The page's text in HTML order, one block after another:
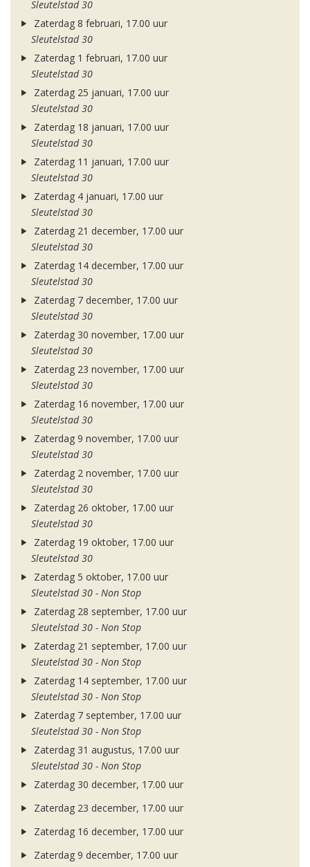
Sleutelstad 30
Zaterdag 8 februari, 17.00 uur
Sleutelstad 30
Zaterdag 1 februari, 17.00 uur
Sleutelstad 30
Zaterdag 25 januari, 17.00 uur
Sleutelstad 30
Zaterdag 18 januari, 17.00 uur
Sleutelstad 30
Zaterdag 11 januari, 17.00 uur
Sleutelstad 30
Zaterdag 4 januari, 17.00 uur
Sleutelstad 30
Zaterdag 21 december, 17.00 uur
Sleutelstad 30
Zaterdag 14 december, 17.00 uur
Sleutelstad 30
Zaterdag 7 december, 17.00 uur
Sleutelstad 30
Zaterdag 30 november, 17.00 uur
Sleutelstad 30
Zaterdag 23 november, 17.00 uur
Sleutelstad 30
Zaterdag 16 november, 17.00 uur
Sleutelstad 30
Zaterdag 9 november, 17.00 uur
Sleutelstad 30
Zaterdag 2 november, 17.00 uur
Sleutelstad 30
Zaterdag 26 oktober, 17.00 uur
Sleutelstad 30
Zaterdag 19 oktober, 17.00 uur
Sleutelstad 30
Zaterdag 5 oktober, 17.00 uur
Sleutelstad 30 - Non Stop
Zaterdag 28 september, 17.00 uur
Sleutelstad 30 - Non Stop
Zaterdag 21 september, 17.00 uur
Sleutelstad 30 - Non Stop
Zaterdag 14 september, 17.00 uur
Sleutelstad 30 - Non Stop
Zaterdag 7 september, 17.00 uur
Sleutelstad 30 - Non Stop
Zaterdag 31 augustus, 17.00 uur
Sleutelstad 30 - Non Stop
Zaterdag 30 december, 17.00 uur
Zaterdag 23 december, 17.00 uur
Zaterdag 16 december, 17.00 uur
Zaterdag 9 december, 17.00 uur